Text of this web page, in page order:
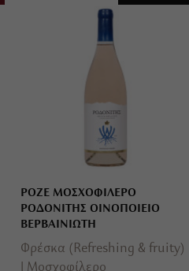
ΡΟΖΕ ΜΟΣΧΟΦΙΛΕΡΟ
ΡΟΔΟΝΙΤΗΣ ΟΙΝΟΠΟΙΕΙΟ
ΒΕΡΒΑΙΝΙΩΤΗ
Φρέσκα (Refreshing & fruity)
Μοσχοφίλερο